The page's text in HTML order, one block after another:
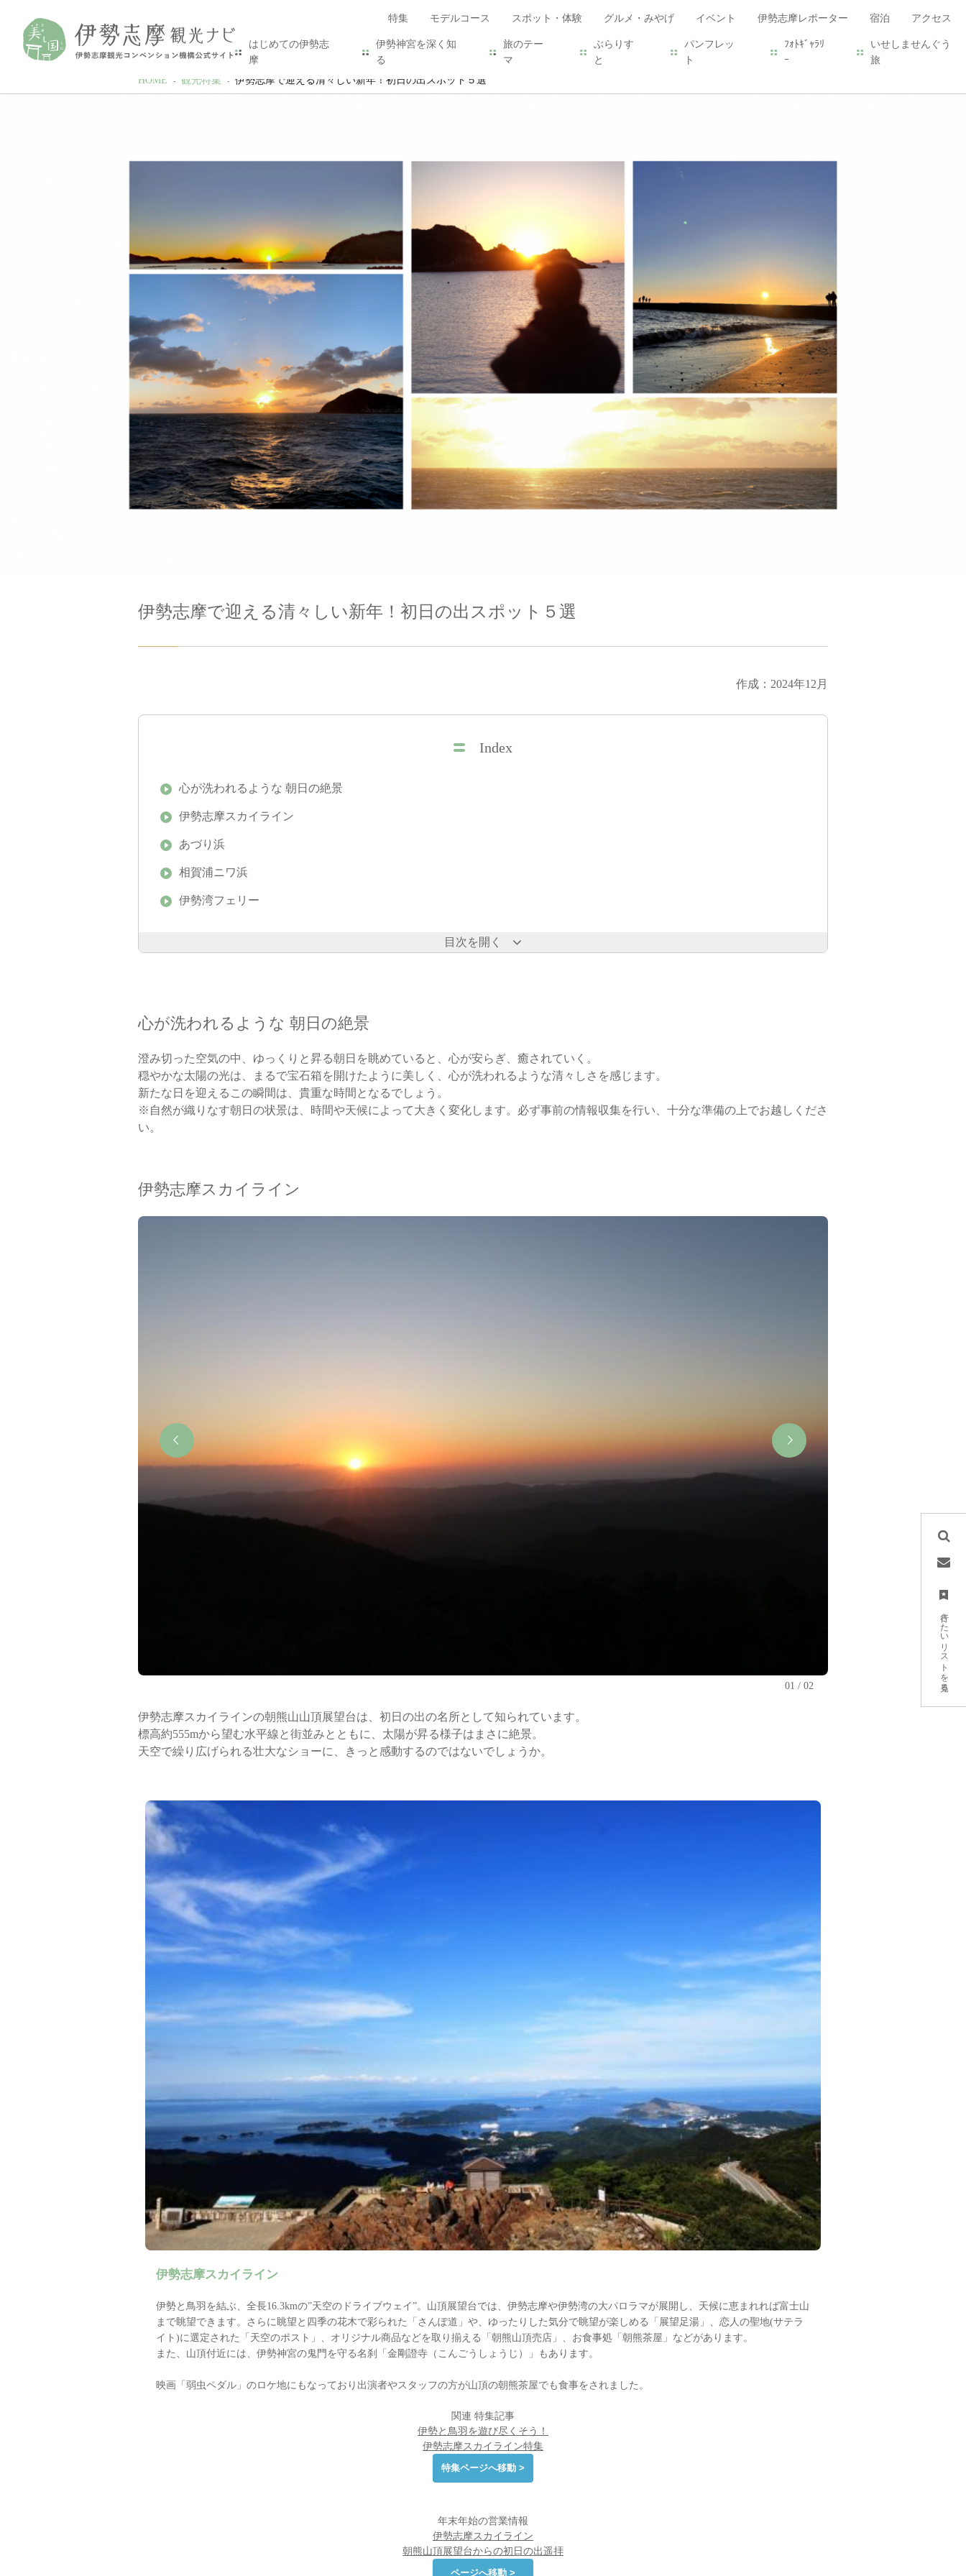
特集 モデルコース スポット・体験 グルメ・みやげ イベント 伊勢志摩レポーター 宿泊 アクセス
はじめての伊勢志
摩
伊勢神宮を深く知
る
旅のテー
マ
ぶらりす
と
パンフレッ
ト
ﾌｫﾄｷﾞｬﾗﾘ
ｰ
いせしませんぐう
旅
行きたいリストを見る
HOME 観光特集 伊勢志摩で迎える清々しい新年！初日の出スポット５選
伊勢志摩で迎える清々しい新年！初日の出スポット５選
作成：2024年12月
目次を開く
Index
心が洗われるような 朝日の絶景
伊勢志摩スカイライン
あづり浜
相賀浦ニワ浜
伊勢湾フェリー
心が洗われるような 朝日の絶景
澄み切った空気の中、ゆっくりと昇る朝日を眺めていると、心が安らぎ、癒されていく。
穏やかな太陽の光は、まるで宝石箱を開けたように美しく、心が洗われるような清々しさを感じます。
新たな日を迎えるこの瞬間は、貴重な時間となるでしょう。
※自然が織りなす朝日の状景は、時間や天候によって大きく変化します。必ず事前の情報収集を行い、十分な準備の上でお越しくださ
い。
伊勢志摩スカイライン
01 02
伊勢志摩スカイラインの朝熊山山頂展望台は、初日の出の名所として知られています。
標高約555mから望む水平線と街並みとともに、太陽が昇る様子はまさに絶景。
天空で繰り広げられる壮大なショーに、きっと感動するのではないでしょうか。
伊勢志摩スカイライン
伊勢と鳥羽を結ぶ、全長16.3kmの”天空のドライブウェイ”。山頂展望台では、伊勢志摩や伊勢湾の大パロラマが展開し、天候に恵まれれば富士山
まで眺望できます。さらに眺望と四季の花木で彩られた「さんぽ道」や、ゆったりした気分で眺望が楽しめる「展望足湯」、恋人の聖地(サテラ
イト)に選定された「天空のポスト」、オリジナル商品などを取り揃える「朝熊山頂売店」、お食事処「朝熊茶屋」などがあります。
また、山頂付近には、伊勢神宮の鬼門を守る名刹「金剛證寺（こんごうしょうじ）」もあります。
映画「弱虫ペダル」のロケ地にもなっており出演者やスタッフの方が山頂の朝熊茶屋でも食事をされました。
関連 特集記事
伊勢と鳥羽を遊び尽くそう！
伊勢志摩スカイライン特集
特集ページへ移動 >
年末年始の営業情報
伊勢志摩スカイライン
朝熊山頂展望台からの初日の出遥拝
ページへ移動 >